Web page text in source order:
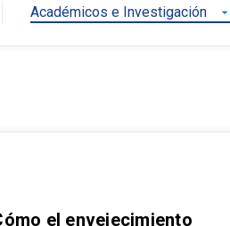
Académicos e Investigación arrow_drop_down
el envejecimiento